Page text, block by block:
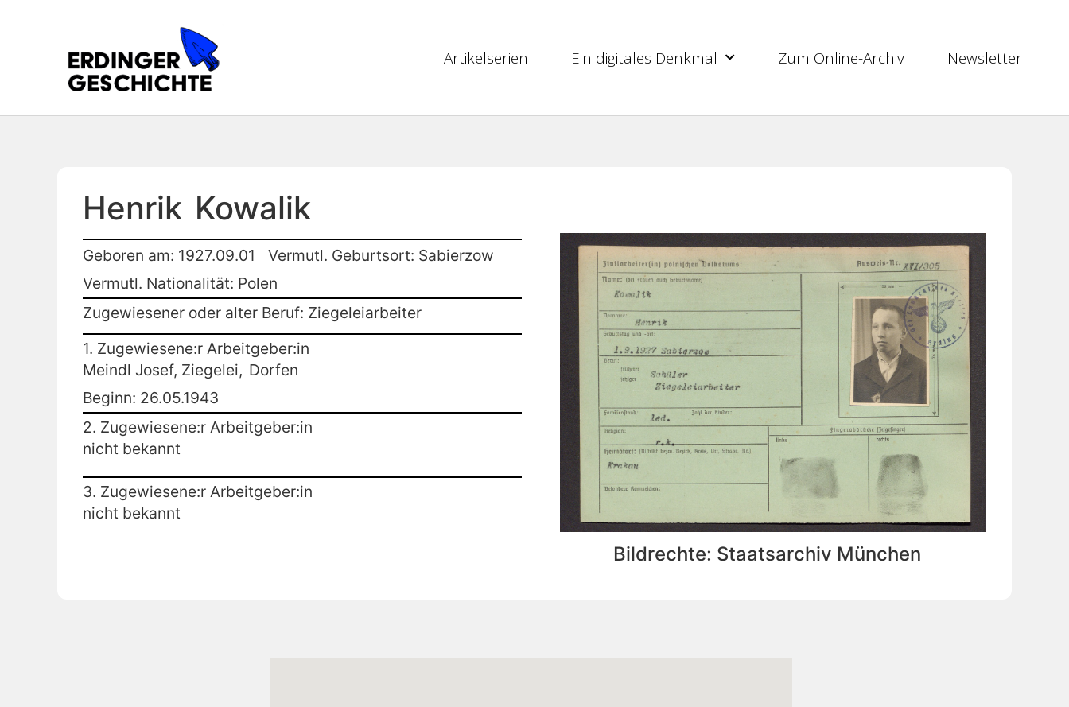
Artikelserien Ein digitales Denkmal Zum Online-Archiv Newsletter
Henrik Kowalik
Geboren am: 1927.09.01
Vermutl. Geburtsort: Sabierzow
Vermutl. Nationalität: Polen
Zugewiesener oder alter Beruf: Ziegeleiarbeiter
1. Zugewiesene:r Arbeitgeber:in
Meindl Josef, Ziegelei, Dorfen
Beginn: 26.05.1943
2. Zugewiesene:r Arbeitgeber:in
nicht bekannt
3. Zugewiesene:r Arbeitgeber:in
nicht bekannt
Bildrechte: Staatsarchiv München